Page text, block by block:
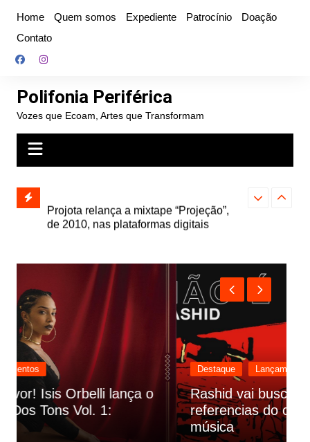
conteúdo
Home Quem somos Expediente Patrocínio
Doação
Contato
Polifonia Periférica
Vozes que Ecoam, Artes que Transformam
e abre
autoral,
de 2010, nas plataformas digitais
Farofa
Destaque
Rashid vai buscar nos HQs as
referencias do clipe de sua nova
música